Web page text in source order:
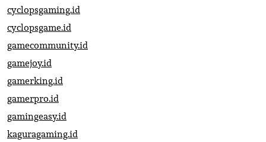
cyclopsgaming.id
cyclopsgame.id
gamecommunity.id
gamejoy.id
gamerking.id
gamerpro.id
gamingeasy.id
kaguragaming.id